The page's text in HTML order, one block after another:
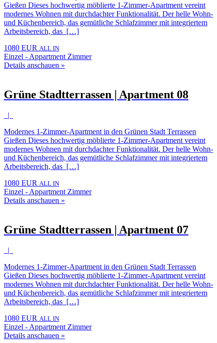
Gießen Dieses hochwertig möblierte 1-Zimmer-Apartment vereint
modernes Wohnen mit durchdachter Funktionalität. Der helle Wohn-
und Küchenbereich, das gemütliche Schlafzimmer mit integriertem
Arbeitsbereich, das […]
1080 EUR ALL IN
Einzel - Appartment Zimmer
Details anschauen »
Grüne Stadtterrassen | Apartment 08
|
Modernes 1-Zimmer-Apartment in den Grünen Stadt Terrassen
Gießen Dieses hochwertig möblierte 1-Zimmer-Apartment vereint
modernes Wohnen mit durchdachter Funktionalität. Der helle Wohn-
und Küchenbereich, das gemütliche Schlafzimmer mit integriertem
Arbeitsbereich, das […]
1080 EUR ALL IN
Einzel - Appartment Zimmer
Details anschauen »
Grüne Stadtterrassen | Apartment 07
|
Modernes 1-Zimmer-Apartment in den Grünen Stadt Terrassen
Gießen Dieses hochwertig möblierte 1-Zimmer-Apartment vereint
modernes Wohnen mit durchdachter Funktionalität. Der helle Wohn-
und Küchenbereich, das gemütliche Schlafzimmer mit integriertem
Arbeitsbereich, das […]
1080 EUR ALL IN
Einzel - Appartment Zimmer
Details anschauen »